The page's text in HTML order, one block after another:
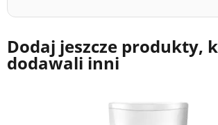
Dodaj jeszcze produkty,
dodawali inni